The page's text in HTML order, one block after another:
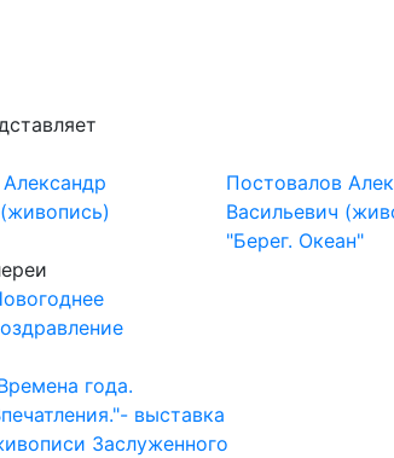
Постовалов
Васильевич
"Берег. Океан"
года.
выставка
Заслуженного